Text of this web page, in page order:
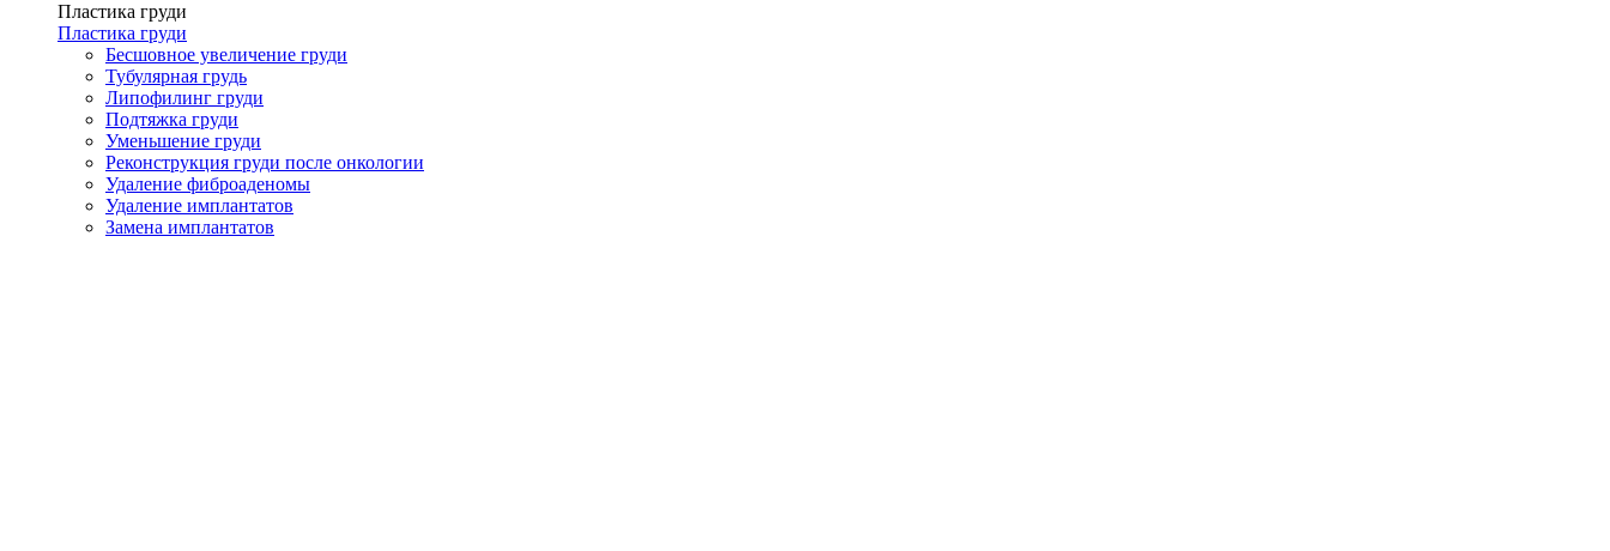
Пластика груди
Пластика груди
Бесшовное увеличение груди
Тубулярная грудь
Липофилинг груди
Подтяжка груди
Уменьшение груди
Реконструкция груди после онкологии
Удаление фиброаденомы
Удаление имплантатов
Замена имплантатов